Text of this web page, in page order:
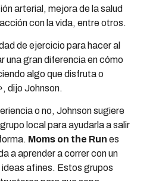
arterial, mejora de la salud
con la vida, entre otros.
de ejercicio para hacer al
una gran diferencia en cómo
algo que disfruta o
dijo Johnson.
o no, Johnson sugiere
local para ayudarla a salir
Moms on the Run es
a aprender a correr con un
afines. Estos grupos